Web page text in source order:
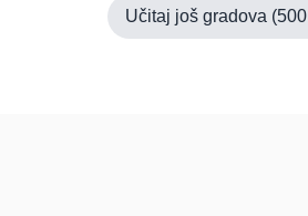
Učitaj još gradova (500